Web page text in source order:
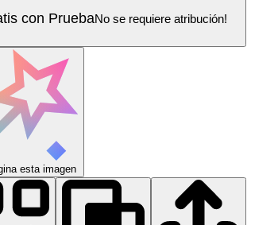
con PruebaNo se requiere atribución!
esta imagen